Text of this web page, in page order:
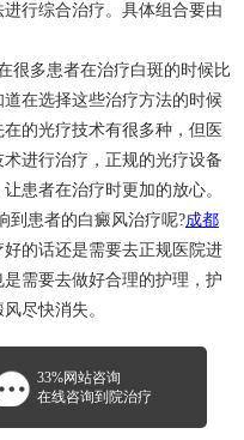
行综合治疗。具体组合要由
多患者在治疗白斑的时候比
在选择这些治疗方法的时候
的光疗技术有很多种，但医
进行治疗，正规的光疗设备
患者在治疗时更加的放心。
患者的白癜风治疗呢?成都
的话还是需要去正规医院进
需要去做好合理的护理，护
尽快消失。
33%网站咨询
在线咨询到院治疗